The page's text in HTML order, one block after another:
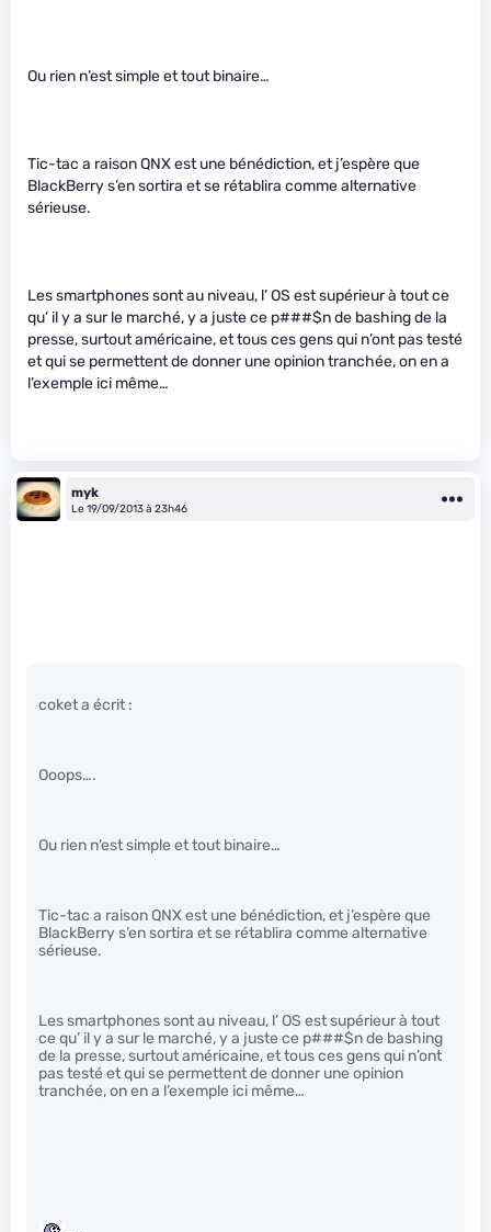
Ou rien n’est simple et tout binaire…
Tic-tac a raison QNX est une bénédiction, et j’espère que
BlackBerry s’en sortira et se rétablira comme alternative
sérieuse.
Les smartphones sont au niveau, l’ OS est supérieur à tout ce
qu’ il y a sur le marché, y a juste ce p###$n de bashing de la
presse, surtout américaine, et tous ces gens qui n’ont pas testé
et qui se permettent de donner une opinion tranchée, on en a
l’exemple ici même…
myk
Le 19/09/2013 à 23h46
coket a écrit :
Ooops….
Ou rien n’est simple et tout binaire…
Tic-tac a raison QNX est une bénédiction, et j’espère que
BlackBerry s’en sortira et se rétablira comme alternative
sérieuse.
Les smartphones sont au niveau, l’ OS est supérieur à tout
ce qu’ il y a sur le marché, y a juste ce p###$n de bashing
de la presse, surtout américaine, et tous ces gens qui n’ont
pas testé et qui se permettent de donner une opinion
tranchée, on en a l’exemple ici même…